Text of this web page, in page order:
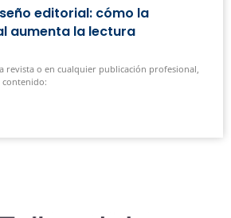
editorial: cómo la
aumenta la lectura
revista o en cualquier publicación profesional,
contenido: